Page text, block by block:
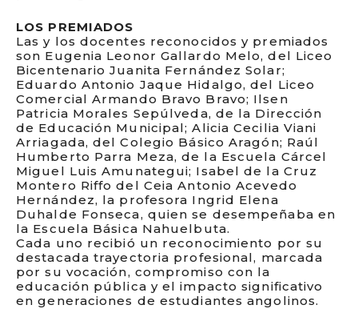
LOS PREMIADOS
Las y los docentes reconocidos y premiados
son Eugenia Leonor Gallardo Melo, del Liceo
Bicentenario Juanita Fernández Solar;
Eduardo Antonio Jaque Hidalgo, del Liceo
Comercial Armando Bravo Bravo; Ilsen
Patricia Morales Sepúlveda, de la Dirección
de Educación Municipal; Alicia Cecilia Viani
Arriagada, del Colegio Básico Aragón; Raúl
Humberto Parra Meza, de la Escuela Cárcel
Miguel Luis Amunategui; Isabel de la Cruz
Montero Riffo del Ceia Antonio Acevedo
Hernández, la profesora Ingrid Elena
Duhalde Fonseca, quien se desempeñaba en
la Escuela Básica Nahuelbuta.
Cada uno recibió un reconocimiento por su
destacada trayectoria profesional, marcada
por su vocación, compromiso con la
educación pública y el impacto significativo
en generaciones de estudiantes angolinos.